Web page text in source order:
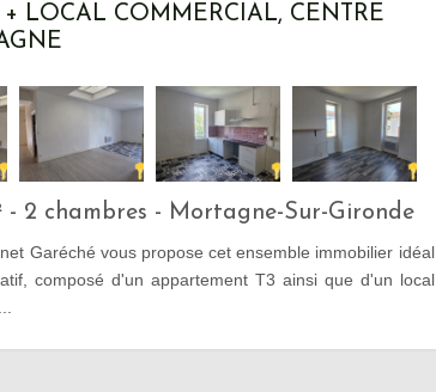
LOCAL COMMERCIAL, CENTRE
- 2 chambres - Mortagne-Sur-Gironde
Garéché vous propose cet ensemble immobilier idéal
composé d'un appartement T3 ainsi que d'un local